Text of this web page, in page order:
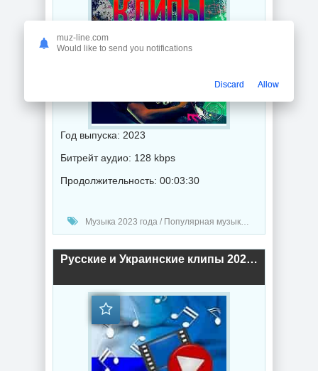
Год выпуска: 2023
Битрейт аудио: 128 kbps
Продолжительность: 00:03:30
Музыка 2023 года / Популярная музыка / Хаус музыка / Транс музыка / Рэп - хип хоп музыка / Клипы - Концерты / Метал музыка / Поп музыка
Русские и Украинские клипы 2022 (2022) торрент
muz-line.com
Would like to send you notifications
Discard Allow